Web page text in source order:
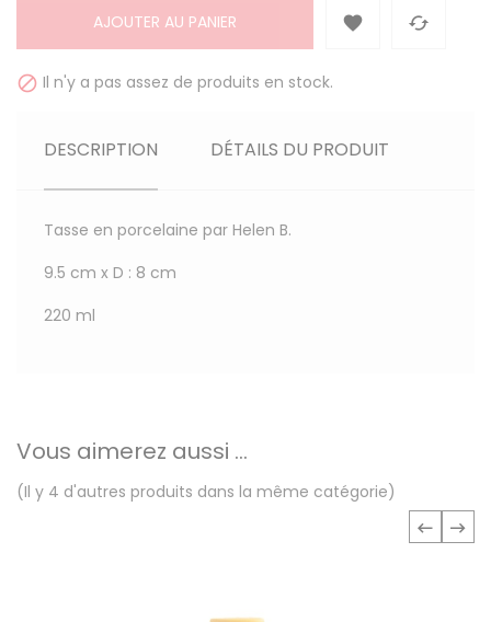
AJOUTER AU PANIER  
 Il n'y a pas assez de produits en stock.
DESCRIPTION DÉTAILS DU PRODUIT
Tasse en porcelaine par Helen B.
9.5 cm x D : 8 cm
220 ml
Vous aimerez aussi ...
(Il y 4 d'autres produits dans la même catégorie)